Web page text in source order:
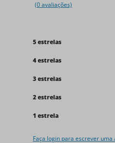
(0 avaliações)
5 estrelas
4 estrelas
3 estrelas
2 estrelas
1 estrela
Faça login para escrever uma